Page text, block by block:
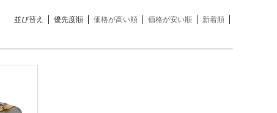
並び替え 優先度順 価格が高い順 価格が安い順 新着順